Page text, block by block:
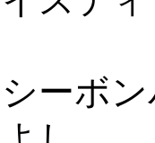
シーボ